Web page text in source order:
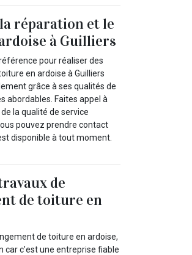
réparation et le
à Guilliers
pour réaliser des
en ardoise à Guilliers
grâce à ses qualités de
abordables. Faites appel à
la qualité de service
pouvez prendre contact
disponible à tout moment.
de
de toiture en
de toiture en ardoise,
car c’est une entreprise fiable